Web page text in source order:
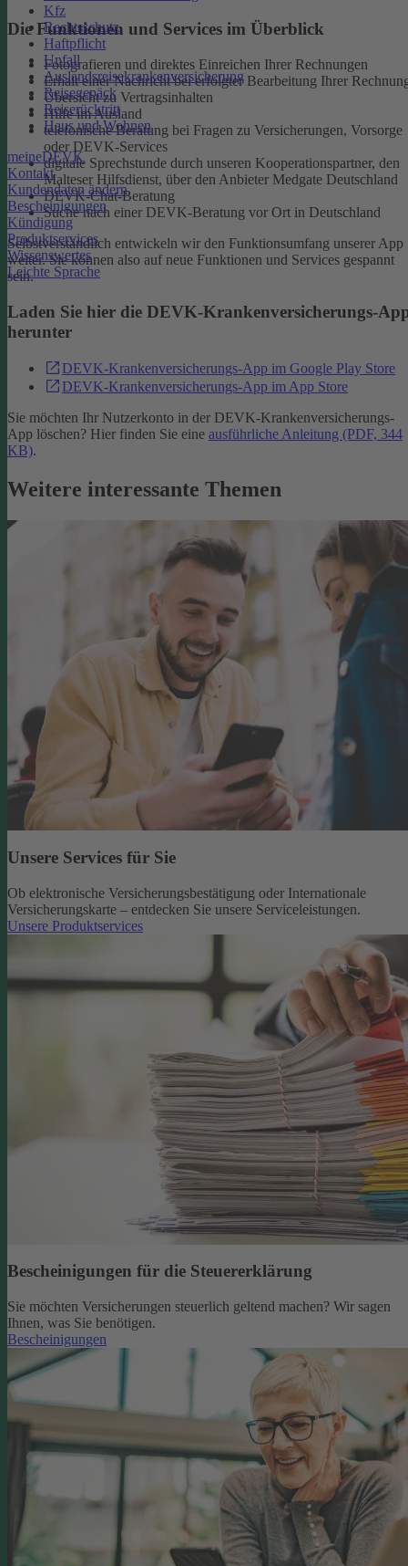
Kfz
Rechtsschutz
Haftpflicht
Unfall
Auslandsreisekrankenversicherung
Reisegepäck
Reiserücktritt
Haus und Wohnen
meineDEVK
Kontakt
Kundendaten ändern
Bescheinigungen
Kündigung
Produktservices
Wissenswertes
Leichte Sprache
Die Funktionen und Services im Überblick
Fotografieren und direktes Einreichen Ihrer Rechnungen
Erhalt einer Nachricht bei erfolgter Bearbeitung Ihrer
Übersicht zu Vertragsinhalten
Hilfe im Ausland
telefonische Beratung bei Fragen zu Versicherungen, Vorsorge
oder DEVK-Services
digitale Sprechstunde durch unseren Kooperationspartner, den
Malteser Hilfsdienst, über den Anbieter Medgate Deutschland
DEVK-Chat-Beratung
Suche nach einer DEVK-Beratung vor Ort in Deutschland
Selbstverständlich entwickeln wir den Funktionsumfang unserer App
weiter. Sie können also auf neue Funktionen und Services gespannt
sein.
Laden Sie hier die DEVK-Krankenversicherungs-
herunter
DEVK-Krankenversicherungs-App im Google Play Store
DEVK-Krankenversicherungs-App im App Store
Sie möchten Ihr Nutzerkonto in der DEVK-Krankenversicherungs-
App löschen? Hier finden Sie eine ausführliche Anleitung (PDF, 344
KB).
Weitere interessante Themen
Unsere Services für Sie
Ob elektronische Versicherungsbestätigung oder Internationale
Versicherungskarte – entdecken Sie unsere Serviceleistungen.
Unsere Produktservices
Bescheinigungen für die Steuererklärung
Sie möchten Versicherungen steuerlich geltend machen? Wir sagen
Ihnen, was Sie benötigen.
Bescheinigungen